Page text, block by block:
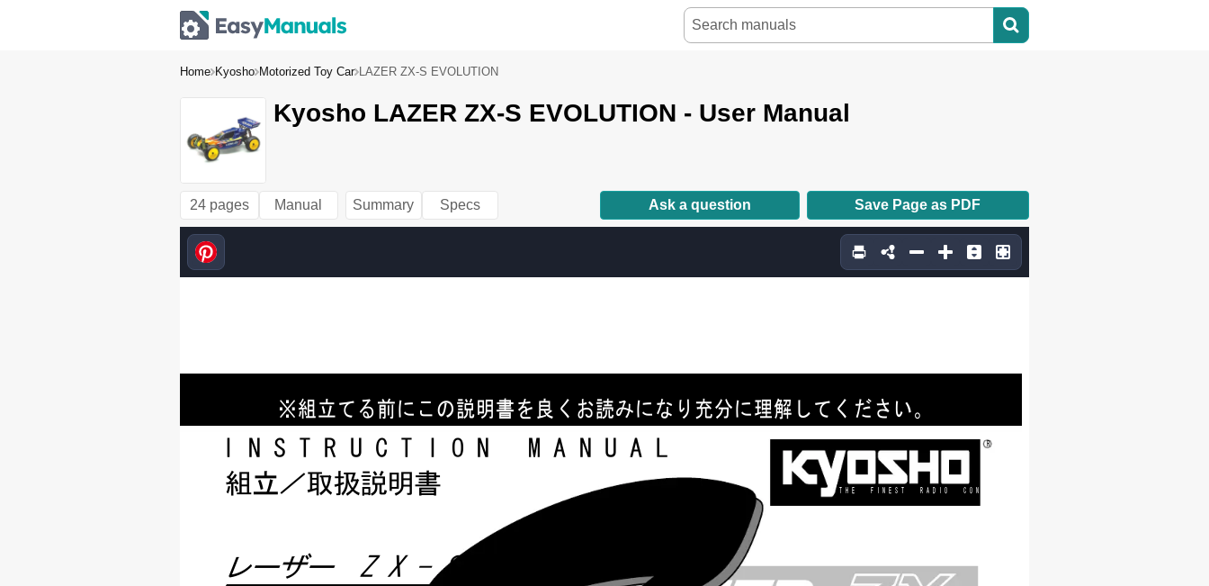
Home Kyosho Motorized Toy Car LAZER ZX-S EVOLUTION
Kyosho LAZER ZX-S EVOLUTION - User Manual
24 pages Manual Summary Specs Ask a question Save Page as PDF
THEFINESTRADIOCONTROLMODELS
R
INSTRUCTIONMANUAL
※組立てる前にこの説明書を良くお読みになり充分に理解してください。
組立／取扱説明書
レーザーZX‑S